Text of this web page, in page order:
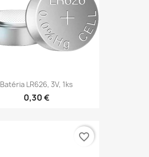
Batéria LR626, 3V, 1ks
0,30 €
favorite_border